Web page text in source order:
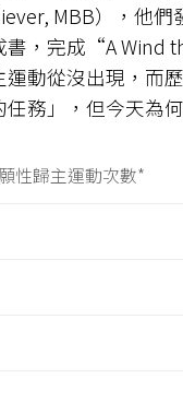
MBB），他
，完成“A Wind
動從沒出現，而
務」，但今天為
性歸主運動次數*